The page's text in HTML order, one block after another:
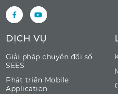
DỊCH VỤ
Giải pháp chuyển đổi số
SEES
Phát triển Mobile
Application